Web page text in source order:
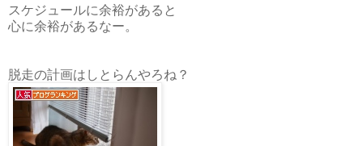
スケジュールに余裕があると
心に余裕があるなー。
脱走の計画はしとらんやろね？